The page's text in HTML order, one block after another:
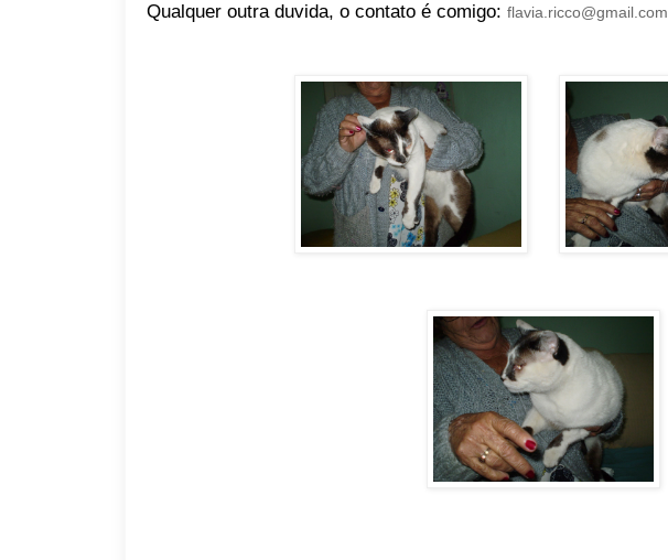
Qualquer outra duvida, o contato é comigo: flavia.ricco@gmail.com